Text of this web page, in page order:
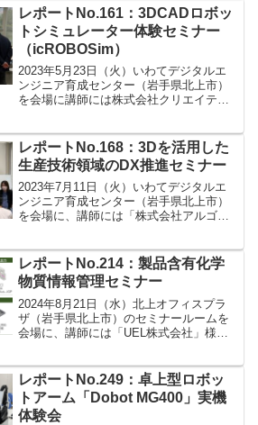
（水）、25日（木）の全2回。 時間は13
時～17時。...
レポートNo.161：3DCADロボッ
トシミュレーター体験セミナー
（icROBOSim）
2023年5月23日（火）いわてデジタルエ
ンジニア育成センター（岩手県北上市）
を会場に講師には株式会社クリエイティ
レータ「icROBOSim」を実際に操作しな
がら...
レポートNo.168：3Dを活用した
生産技術領域のDX推進セミナー
2023年7月11日（火）いわてデジタルエ
ンジニア育成センター（岩手県北上市）
を会場に、講師には「株式会社アルゴグ
ミナー」を開催しました。見るだけじゃ
ない！3D設計デ...
レポートNo.214：製品含有化学
物質情報管理セミナー
2024年8月21日（水）北上オフィスプラ
ザ（岩手県北上市）のセミナールームを
会場に、講師には「UEL株式会社」様を
のRoHS指令やREACH規則を中心とした
主要な法規...
レポートNo.249：卓上型ロボッ
トアーム「Dobot MG400」実機
体験会